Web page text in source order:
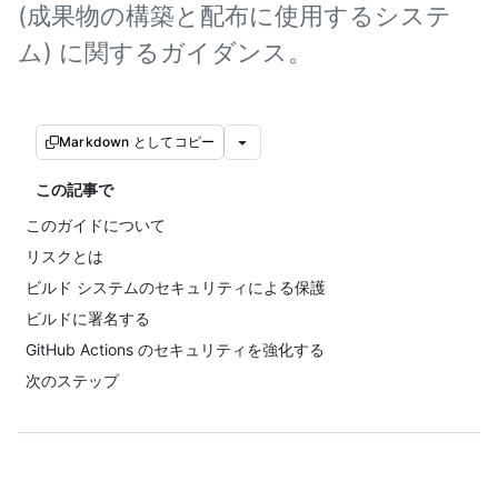
(成果物の構築と配布に使用するシステ
ム) に関するガイダンス。
Markdown としてコピー
この記事で
このガイドについて
リスクとは
ビルド システムのセキュリティによる保護
ビルドに署名する
GitHub Actions のセキュリティを強化する
次のステップ